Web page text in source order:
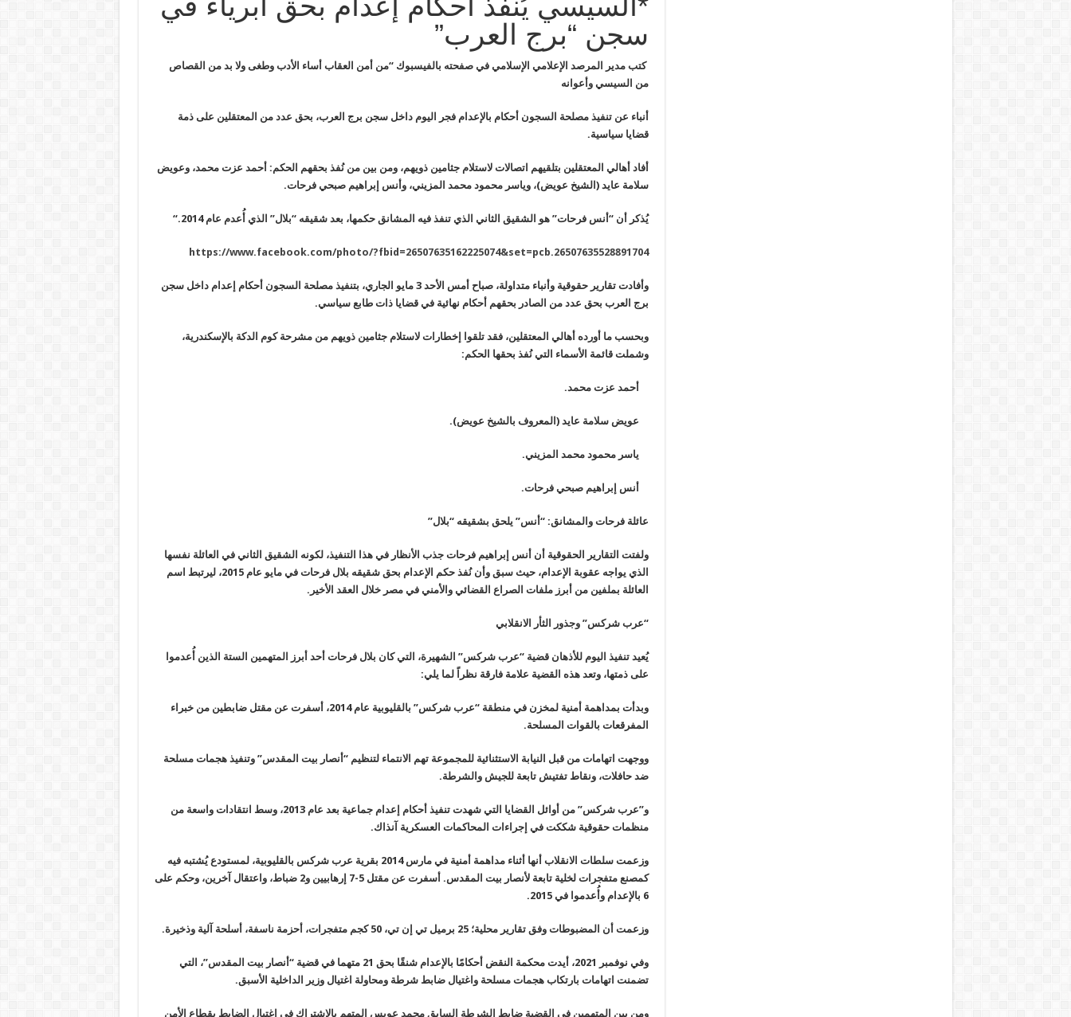
سجن “برج العرب”
كتب مدير المرصد الإعلامي الإسلامي في صفحته بالفيسبوك “من أمن العقاب أساء الأدب وطغى ولا بد من القصاص
من السيسي وأعوانه
أنباء عن تنفيذ مصلحة السجون أحكام بالإعدام فجر اليوم داخل سجن برج العرب، بحق عدد من المعتقلين على ذمة
قضايا سياسية.
أفاد أهالي المعتقلين بتلقيهم اتصالات لاستلام جثامين ذويهم، ومن بين من نُفذ بحقهم الحكم: أحمد عزت محمد، وعويض
سلامة عايد (الشيخ عويض)، وياسر محمود محمد المزيني، وأنس إبراهيم صبحي فرحات.
يُذكر أن “أنس فرحات” هو الشقيق الثاني الذي تنفذ فيه المشانق حكمها، بعد شقيقه “بلال” الذي أُعدم عام 2014 .
“
https://www.facebook.com/photo/?fbid=26507635162225074&set=pcb.26507635528891704
وأفادت تقارير حقوقية وأنباء متداولة، صباح أمس الأحد 3 مايو الجاري، بتنفيذ مصلحة السجون أحكام إعدام داخل سجن
برج العرب بحق عدد من الصادر بحقهم أحكام نهائية في قضايا ذات طابع سياسي.
وبحسب ما أورده أهالي المعتقلين، فقد تلقوا إخطارات لاستلام جثامين ذويهم من مشرحة كوم الدكة بالإسكندرية،
وشملت قائمة الأسماء التي نُفذ بحقها الحكم:
أحمد عزت محمد.
عويض سلامة عايد (المعروف بالشيخ عويض).
ياسر محمود محمد المزيني.
أنس إبراهيم صبحي فرحات.
عائلة فرحات والمشانق: “أنس” يلحق بشقيقه “بلال”
ولفتت التقارير الحقوقية أن أنس إبراهيم فرحات جذب الأنظار في هذا التنفيذ، لكونه الشقيق الثاني في العائلة نفسها
الذي يواجه عقوبة الإعدام، حيث سبق وأن نُفذ حكم الإعدام بحق شقيقه بلال فرحات في مايو عام 2015، ليرتبط اسم
العائلة بملفين من أبرز ملفات الصراع القضائي والأمني في مصر خلال العقد الأخير.
“عرب شركس” وجذور الثأر الانقلابي
يُعيد تنفيذ اليوم للأذهان قضية “عرب شركس” الشهيرة، التي كان بلال فرحات أحد أبرز المتهمين الستة الذين أُعدموا
على ذمتها، وتعد هذه القضية علامة فارقة نظراً لما يلي:
وبدأت بمداهمة أمنية لمخزن في منطقة “عرب شركس” بالقليوبية عام 2014، أسفرت عن مقتل ضابطين من خبراء
المفرقعات بالقوات المسلحة.
ووجهت اتهامات من قبل النيابة الاستثنائية للمجموعة تهم الانتماء لتنظيم “أنصار بيت المقدس” وتنفيذ هجمات مسلحة
ضد حافلات، ونقاط تفتيش تابعة للجيش والشرطة.
و”عرب شركس” من أوائل القضايا التي شهدت تنفيذ أحكام إعدام جماعية بعد عام 2013، وسط انتقادات واسعة من
منظمات حقوقية شككت في إجراءات المحاكمات العسكرية آنذاك.
وزعمت سلطات الانقلاب أنها أثناء مداهمة أمنية في مارس 2014 بقرية عرب شركس بالقليوبية، لمستودع يُشتبه فيه
كمصنع متفجرات لخلية تابعة لأنصار بيت المقدس. أسفرت عن مقتل 5-7 إرهابيين و2 ضباط، واعتقال آخرين، وحكم على
6 بالإعدام وأُعدموا في 2015.
وزعمت أن المضبوطات وفق تقارير محلية؛ 25 برميل تي إن تي، 50 كجم متفجرات، أحزمة ناسفة، أسلحة آلية وذخيرة.
وفي نوفمبر 2021، أيدت محكمة النقض
أحكامًا بالإعدام شنقًا بحق 21 متهما في قضية “أنصار بيت المقدس”، التي
تضمنت اتهامات بارتكاب هجمات مسلحة واغتيال ضابط شرطة ومحاولة اغتيال وزير
الداخلية الأسبق.
ومن بين المتهمين في القضية ضابط الشرطة السابق محمد عويس المتهم بالاشتراك في اغتيال الضابط بقطاع الأمن